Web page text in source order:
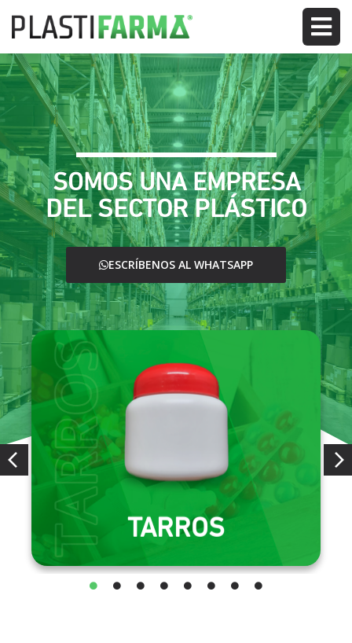
SOMOS UNA EMPRESA
DEL SECTOR PLÁSTICO
ESCRÍBENOS AL WHATSAPP
TARROS
Envases de polietileno de alta densidad.